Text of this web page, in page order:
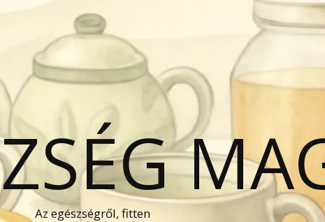
Az egészségről, fitten